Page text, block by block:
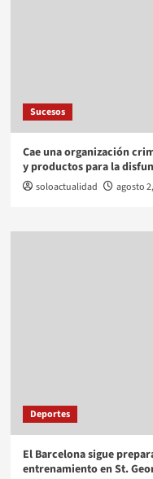
Sucesos
Cae una organización
y productos para la
soloactualidad agosto
Deportes
El Barcelona sigue
entrenamiento en St.